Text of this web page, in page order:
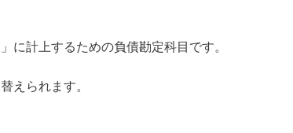
に計上するための負債勘定科目です。
えられます。